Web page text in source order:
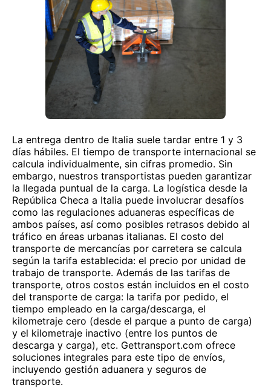
La entrega dentro de Italia suele tardar entre 1 y 3
días hábiles. El tiempo de transporte internacional se
calcula individualmente, sin cifras promedio. Sin
embargo, nuestros transportistas pueden garantizar
la llegada puntual de la carga. La logística desde la
República Checa a Italia puede involucrar desafíos
como las regulaciones aduaneras específicas de
ambos países, así como posibles retrasos debido al
tráfico en áreas urbanas italianas. El costo del
transporte de mercancías por carretera se calcula
según la tarifa establecida: el precio por unidad de
trabajo de transporte. Además de las tarifas de
transporte, otros costos están incluidos en el costo
del transporte de carga: la tarifa por pedido, el
tiempo empleado en la carga/descarga, el
kilometraje cero (desde el parque a punto de carga)
y el kilometraje inactivo (entre los puntos de
descarga y carga), etc. Gettransport.com ofrece
soluciones integrales para este tipo de envíos,
incluyendo gestión aduanera y seguros de
transporte.